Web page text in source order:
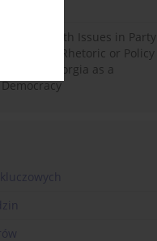
of Youth Issues in Party
Symbolic Rhetoric or Policy
Case of Georgia as a